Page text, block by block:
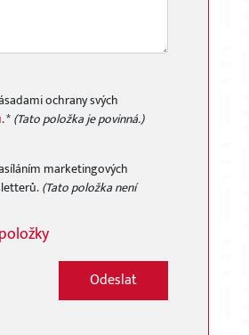
ochrany svých
. *(Tato položka je povinná.)
marketingových
(Tato položka není
Odeslat